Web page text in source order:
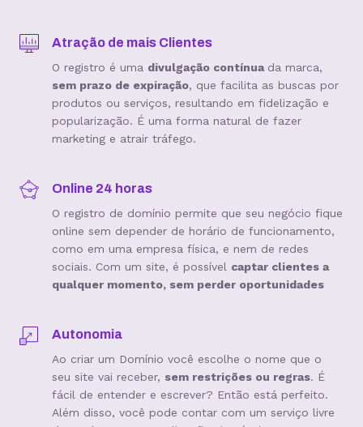
Atração de mais Clientes
O registro é uma divulgação contínua da marca,
sem prazo de expiração, que facilita as buscas por
produtos ou serviços, resultando em fidelização e
popularização. É uma forma natural de fazer
marketing e atrair tráfego.
Online 24 horas
O registro de domínio permite que seu negócio fique
online sem depender de horário de funcionamento,
como em uma empresa física, e nem de redes
sociais. Com um site, é possível captar clientes a
qualquer momento, sem perder oportunidades
Autonomia
Ao criar um Domínio você escolhe o nome que o
seu site vai receber, sem restrições ou regras. É
fácil de entender e escrever? Então está perfeito.
Além disso, você pode contar com um serviço livre